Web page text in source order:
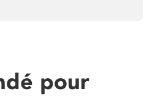
pour